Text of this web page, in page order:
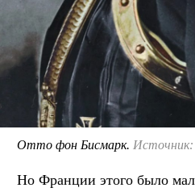
Отто фон Бисмарк. Источник:
Но Франции этого было